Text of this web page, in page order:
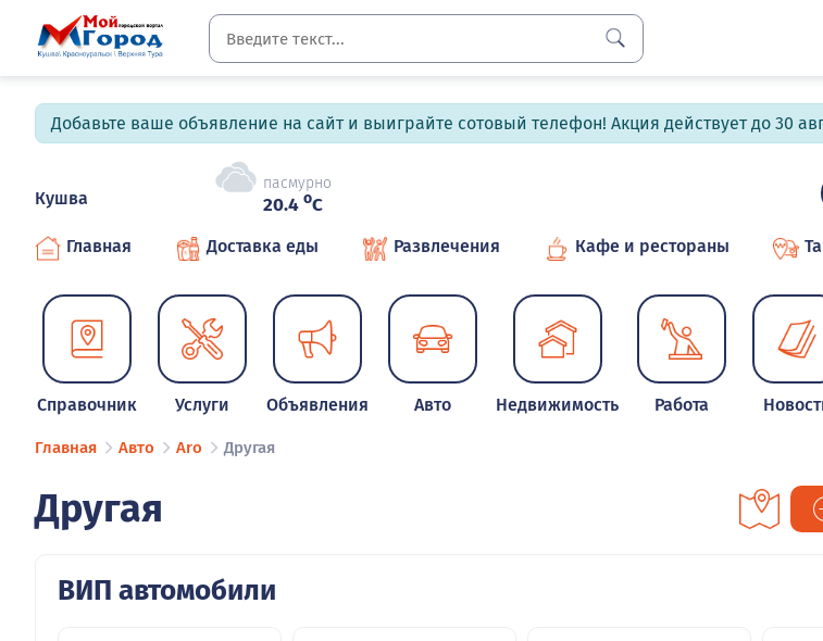
Добавьте ваше объявление на сайт и выиграйте сотовый телефон! Акция действует до 30
Кушва
пасмурно
20.4 oC
Главная Доставка еды Развлечения Кафе и рестораны
Справочник Услуги Объявления Авто Недвижимость Работа
Главная Авто Aro Другая
Другая
ВИП автомобили